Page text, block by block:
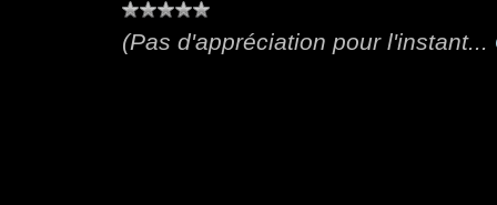
(Pas d'appréciation pour l'instant...